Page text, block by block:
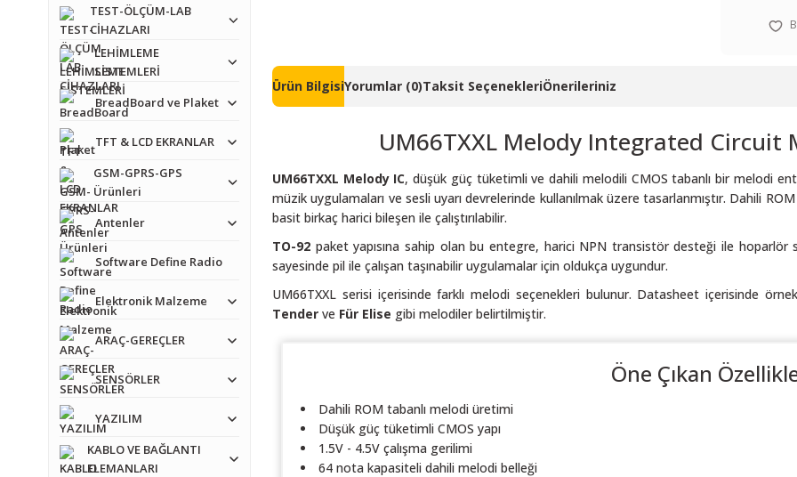
TEST-ÖLÇÜM-LAB
CİHAZLARI
LEHİMLEME
SİSTEMLERİ
BreadBoard ve Plaket
TFT & LCD EKRANLAR
GSM-GPRS-GPS
Ürünleri
Antenler
Software Define Radio
Elektronik Malzeme
ARAÇ-GEREÇLER
SENSÖRLER
YAZILIM
KABLO VE BAĞLANTI
ELEMANLARI
Ürün BilgisiYorumlar (0)Taksit SeçenekleriÖnerileriniz
UM66TXXL Melody Integrated Circuit
UM66TXXL Melody IC, düşük güç tüketimli ve dahili melodili CMOS tabanlı bir melodi
müzik uygulamaları ve sesli uyarı devrelerinde kullanılmak üzere tasarlanmıştır. Dahili
basit birkaç harici bileşen ile çalıştırılabilir.
TO-92 paket yapısına sahip olan bu entegre, harici NPN transistör desteği ile hoparlör
sayesinde pil ile çalışan taşınabilir uygulamalar için oldukça uygundur.
UM66TXXL serisi içerisinde farklı melodi seçenekleri bulunur. Datasheet içerisinde
Tender ve Für Elise gibi melodiler belirtilmiştir.
Öne Çıkan
Dahili ROM tabanlı melodi üretimi
Düşük güç tüketimli CMOS yapı
1.5V - 4.5V çalışma gerilimi
64 nota kapasiteli dahili melodi belleği